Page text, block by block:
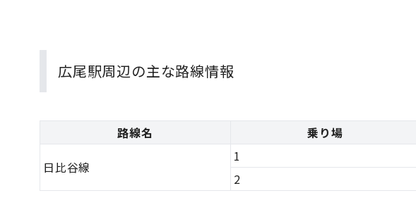
広尾駅周辺の主な路線情報
路線名 乗り場
日比谷線
1
2